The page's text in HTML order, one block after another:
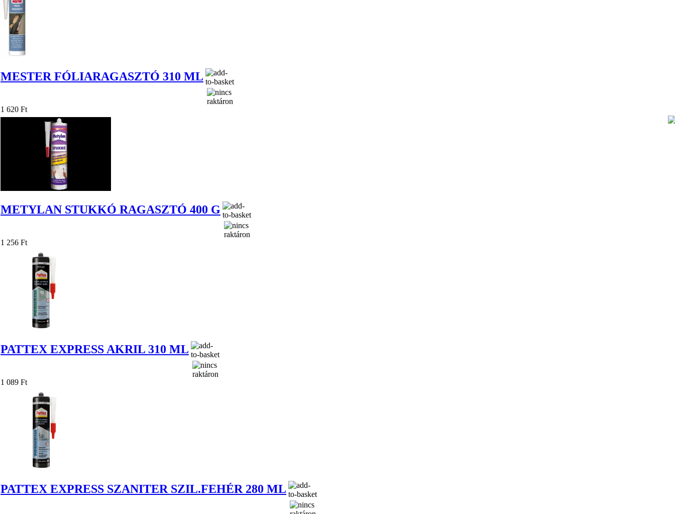
MESTER FÓLIARAGASZTÓ 310 ML
1 620 Ft
METYLAN STUKKÓ RAGASZTÓ 400 G
1 256 Ft
PATTEX EXPRESS AKRIL 310 ML
1 089 Ft
PATTEX EXPRESS SZANITER SZIL.FEHÉR 280 ML